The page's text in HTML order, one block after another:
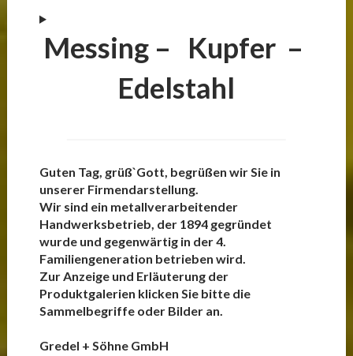
Messing – Kupfer –
Edelstahl
Guten Tag, grüß`Gott, begrüßen wir Sie in
unserer Firmendarstellung.
Wir sind ein metallverarbeitender
Handwerksbetrieb, der 1894 gegründet
wurde und gegenwärtig in der 4.
Familiengeneration betrieben wird.
Zur Anzeige und Erläuterung der
Produktgalerien klicken Sie bitte die
Sammelbegriffe oder Bilder an.
Gredel + Söhne GmbH